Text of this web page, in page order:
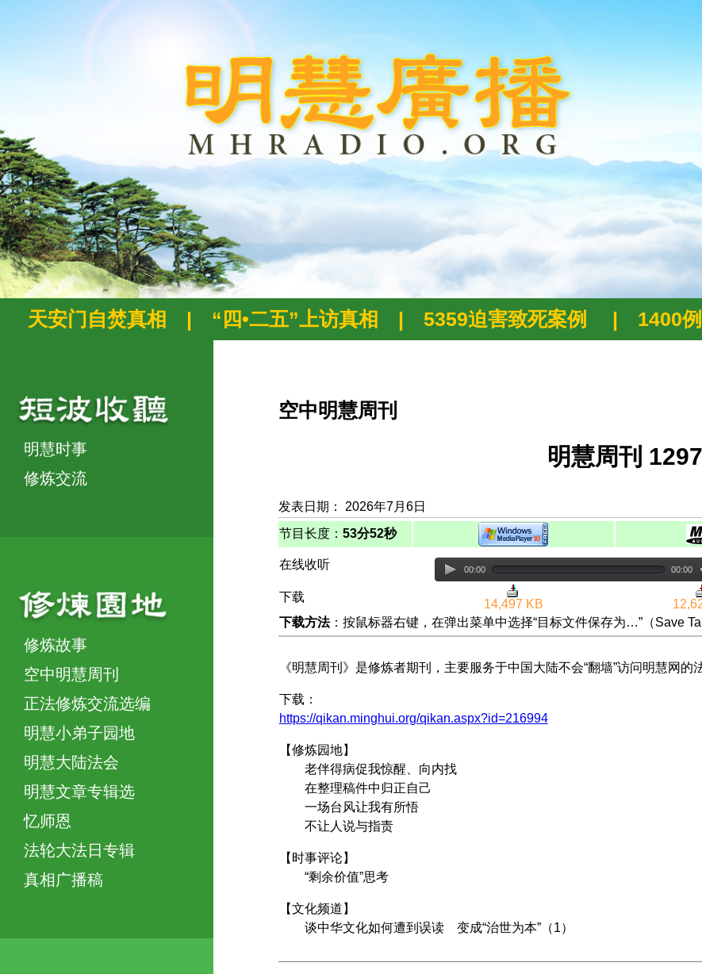
天安门自焚真相 | “四•二五”上访真相 | 5359迫害致死案例 | 1400
明慧时事
修炼交流
修炼故事
空中明慧周刊
正法修炼交流选编
明慧小弟子园地
明慧大陆法会
明慧文章专辑选
忆师恩
法轮大法日专辑
真相广播稿
空中明慧周刊
明慧周刊
发表日期： 2026年7月6日
节目长度： 53分52秒
在线收听 00:00 00:00
下载
14,497 KB
下载方法：按鼠标器右键，在弹出菜单中选择“目标文件保存为…”（Save
《明慧周刊》是修炼者期刊，主要服务于中国大陆不会“翻墙”访问明慧网的
下载：
https://qikan.minghui.org/qikan.aspx?id=216994
【修炼园地】
老伴得病促我惊醒、向内找
在整理稿件中归正自己
一场台风让我有所悟
不让人说与指责
【时事评论】
“剩余价值”思考
【文化频道】
谈中华文化如何遭到误读 变成“治世为本”（1）